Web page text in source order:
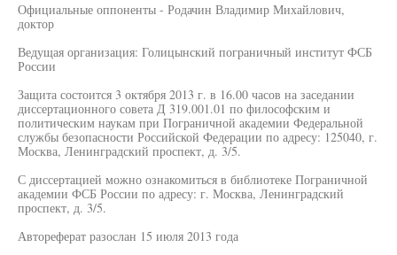
Официальные оппоненты - Родачин Владимир Михайлович,
доктор
Ведущая организация: Голицынский пограничный институт ФСБ
России
Защита состоится 3 октября 2013 г. в 16.00 часов на заседании
диссертационного совета Д 319.001.01 по философским и
политическим наукам при Пограничной академии Федеральной
службы безопасности Российской Федерации по адресу: 125040, г.
Москва, Ленинградский проспект, д. 3/5.
С диссертацией можно ознакомиться в библиотеке Пограничной
академии ФСБ России по адресу: г. Москва, Ленинградский
проспект, д. 3/5.
Автореферат разослан 15 июля 2013 года